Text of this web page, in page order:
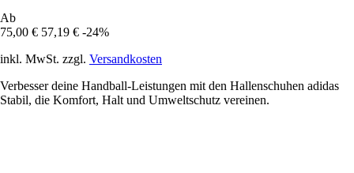
Ab
75,00 € 57,19 € -24%
inkl. MwSt. zzgl. Versandkosten
Verbesser deine Handball-Leistungen mit den Hallenschuhen adidas
Stabil, die Komfort, Halt und Umweltschutz vereinen.